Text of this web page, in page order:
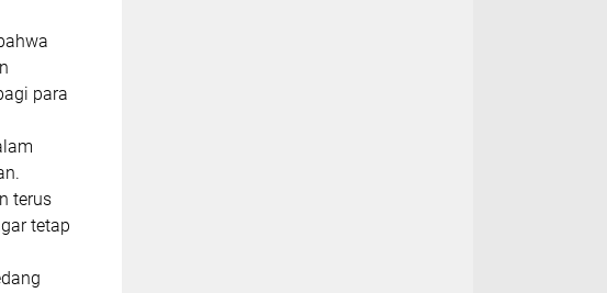
para
terus
tetap